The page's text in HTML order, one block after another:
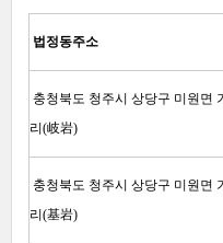
법정동주소
충청북도 청주시 상당구 미원면
리(岐岩)
충청북도 청주시 상당구 미원면
리(基岩)